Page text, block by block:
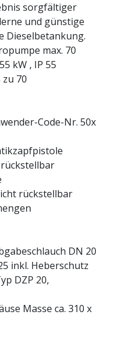
sorgfältiger
und günstige
Dieselbetankung.
max. 70
kW , IP 55
70
Code-Nr. 50x
rückstellbar
DN 20
inkl. Heberschutz
DZP 20,
Masse ca. 310 x